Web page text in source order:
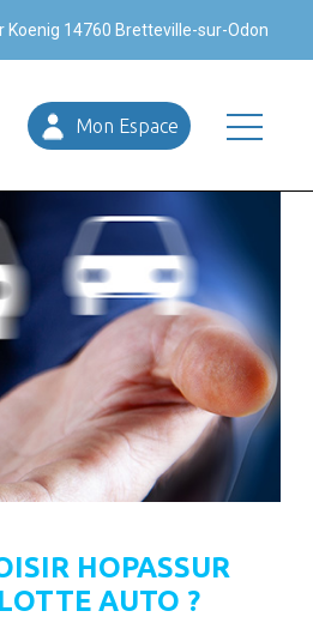
14760 Bretteville-sur-Odon
Mon Espace
HOPASSUR
AUTO ?